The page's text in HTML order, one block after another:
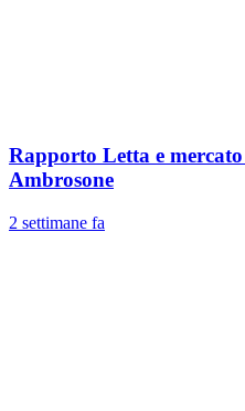
Rapporto Letta e
Ambrosone
2 settimane fa